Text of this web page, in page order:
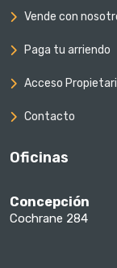
Vende con
Paga tu arriendo
Acceso
Contacto
Oficinas
Concepción
Cochrane 284